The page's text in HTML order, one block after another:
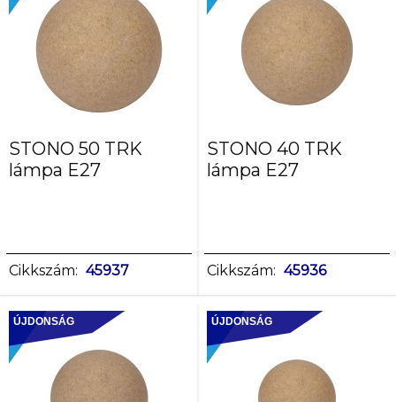
STONO 50 TRK
lámpa E27
Cikkszám: 45937
STONO 40 TRK
lámpa E27
Cikkszám: 45936
ÚJDONSÁG ÚJDONSÁG